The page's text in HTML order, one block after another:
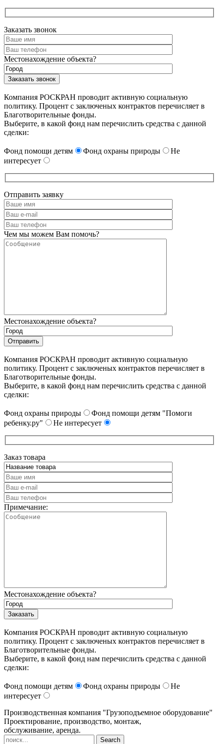
Заказать звонок
Местонахождение объекта?
Компания РОСКРАН проводит активную социальную
политику. Процент с заключеных контрактов перечисляет в
Благотворительные фонды.
Выберите, в какой фонд нам перечислить средства с данной
сделки:
Фонд помощи детям Фонд охраны природы
Не
интересует
Отправить заявку
Чем мы можем Вам помочь?
Местонахождение объекта?
Компания РОСКРАН проводит активную социальную
политику. Процент с заключеных контрактов перечисляет в
Благотворительные фонды.
Выберите, в какой фонд нам перечислить средства с данной
сделки:
Фонд охраны природы
Фонд помощи детям "Помоги
ребенку.ру"
Не интересует
Заказ товара
Примечание:
Местонахождение объекта?
Компания РОСКРАН проводит активную социальную
политику. Процент с заключеных контрактов перечисляет в
Благотворительные фонды.
Выберите, в какой фонд нам перечислить средства с данной
сделки:
Фонд помощи детям Фонд охраны природы
Не
интересует
Производственная компания "Грузоподъемное оборудование"
Проектирование, производство, монтаж,
обслуживание, аренда.